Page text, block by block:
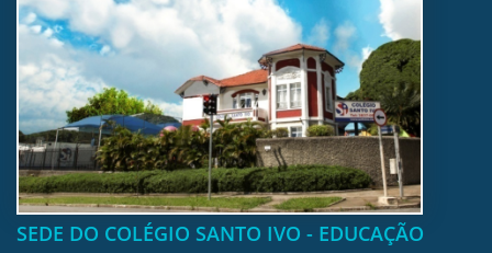
SEDE DO COLÉGIO SANTO IVO - EDUCAÇÃO